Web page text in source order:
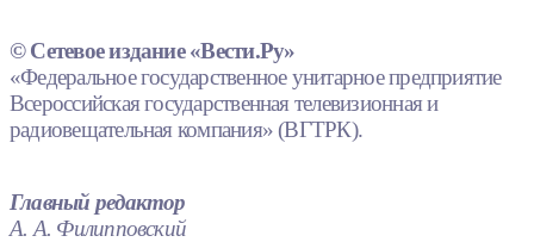
© Сетевое издание «Вести.Ру»
«Федеральное государственное унитарное предприятие
Всероссийская государственная телевизионная и
радиовещательная компания» (ВГТРК).
Главный редактор
А. А. Филипповский